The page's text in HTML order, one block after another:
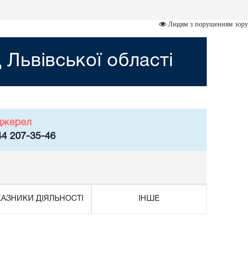
Людям з порушенням зору
області
207-35-46
ДІЯЛЬНОСТІ ІНШЕ